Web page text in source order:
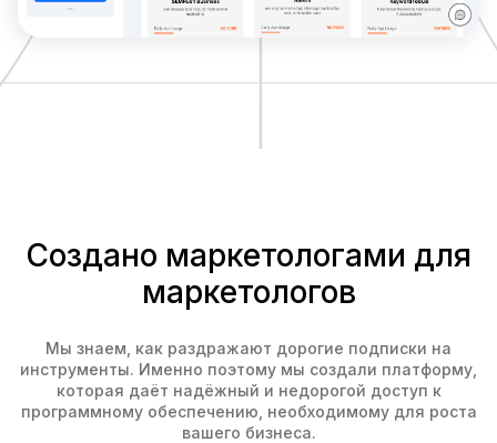
Создано маркетологами для
маркетологов
Мы знаем, как раздражают дорогие подписки на
инструменты. Именно поэтому мы создали платформу,
которая даёт надёжный и недорогой доступ к
программному обеспечению, необходимому для роста
вашего бизнеса.